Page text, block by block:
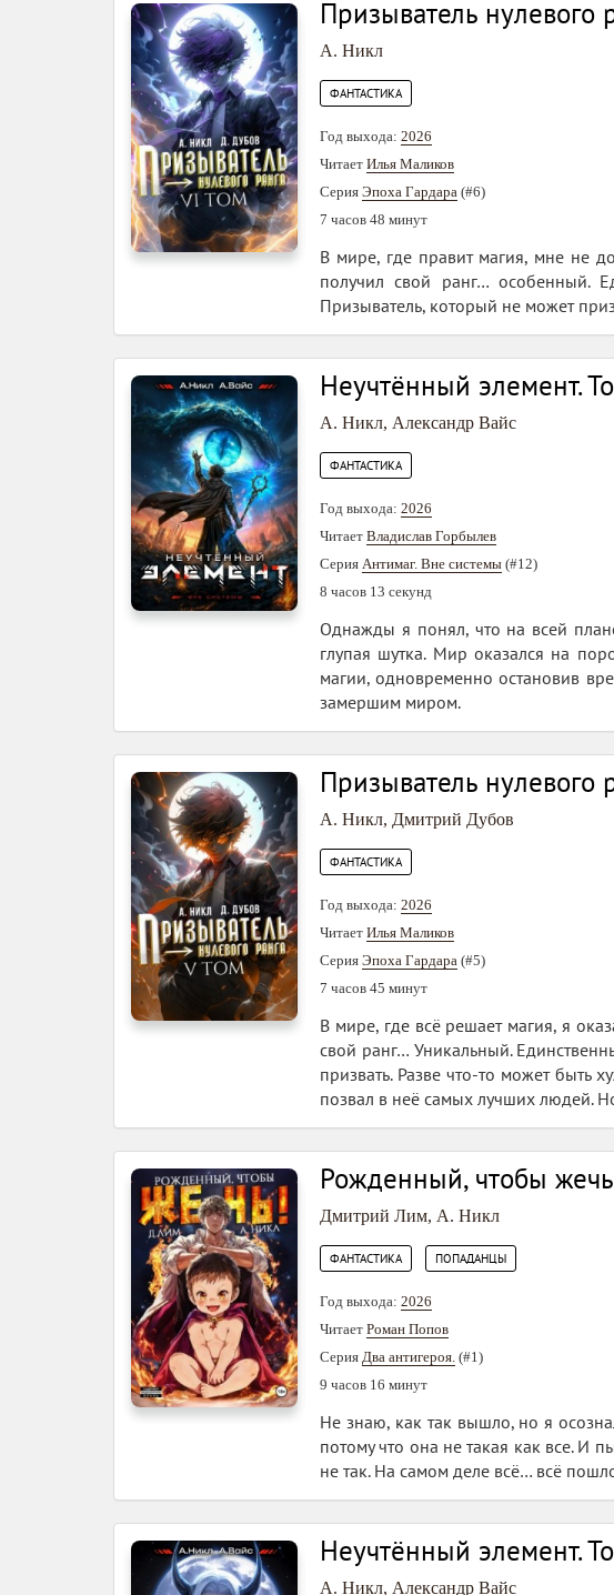
Призыватель нулевого
А. Никл
ФАНТАСТИКА
Год выхода: 2026
Читает Илья Маликов
Серия Эпоха Гардара (#6)
7 часов 48 минут
В мире, где правит магия, мне не
получил свой ранг… особенный.
Призыватель, который не может
Неучтённый элемент.
А. Никл, Александр Вайс
ФАНТАСТИКА
Год выхода: 2026
Читает Владислав Горбылев
Серия Антимаг. Вне системы (#12)
8 часов 13 секунд
Однажды я понял, что на всей
глупая шутка. Мир оказался на
магии, одновременно остановив
замершим миром.
Призыватель нулевого
А. Никл, Дмитрий Дубов
ФАНТАСТИКА
Год выхода: 2026
Читает Илья Маликов
Серия Эпоха Гардара (#5)
7 часов 45 минут
В мире, где всё решает магия, я
свой ранг… Уникальный.
призвать. Разве что-то может быть
позвал в неё самых лучших людей.
Рожденный, чтобы
Дмитрий Лим, А. Никл
ФАНТАСТИКА ПОПАДАНЦЫ
Год выхода: 2026
Читает Роман Попов
Серия Два антигероя. (#1)
9 часов 16 минут
Не знаю, как так вышло, но я
потому что она не такая как все. И
не так. На самом деле всё… всё
Неучтённый элемент.
А. Никл, Александр Вайс